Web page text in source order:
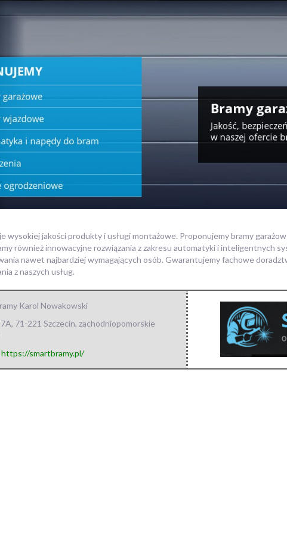
wysokiej jakości produkty i usługi montażowe. Proponujemy bramy
również innowacyjne rozwiązania z zakresu automatyki i inteligentnych
nawet najbardziej wymagających osób. Gwarantujemy fachowe
z naszych usług.
Karol Nowakowski
, 71-221 Szczecin, zachodniopomorskie
https://smartbramy.pl/